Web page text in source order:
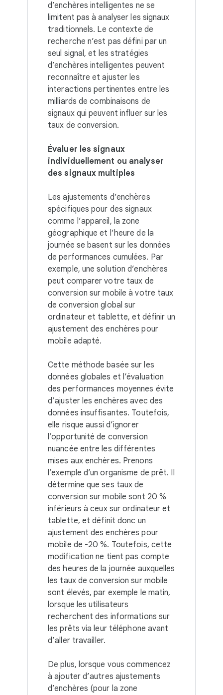
d’enchères intelligentes ne se
limitent pas à analyser les signaux
traditionnels. Le contexte de
recherche n’est pas défini par un
seul signal, et les stratégies
d’enchères intelligentes peuvent
reconnaître et ajuster les
interactions pertinentes entre les
milliards de combinaisons de
signaux qui peuvent influer sur les
taux de conversion.
Évaluer les signaux
individuellement ou analyser
des signaux multiples
Les ajustements d’enchères
spécifiques pour des signaux
comme l’appareil, la zone
géographique et l’heure de la
journée se basent sur les données
de performances cumulées. Par
exemple, une solution d’enchères
peut comparer votre taux de
conversion sur mobile à votre taux
de conversion global sur
ordinateur et tablette, et définir un
ajustement des enchères pour
mobile adapté.
Cette méthode basée sur les
données globales et l’évaluation
des performances moyennes évite
d’ajuster les enchères avec des
données insuffisantes. Toutefois,
elle risque aussi d’ignorer
l’opportunité de conversion
nuancée entre les différentes
mises aux enchères. Prenons
l’exemple d’un organisme de prêt. Il
détermine que ses taux de
conversion sur mobile sont 20 %
inférieurs à ceux sur ordinateur et
tablette, et définit donc un
ajustement des enchères pour
mobile de -20 %. Toutefois, cette
modification ne tient pas compte
des heures de la journée auxquelles
les taux de conversion sur mobile
sont élevés, par exemple le matin,
lorsque les utilisateurs
recherchent des informations sur
les prêts via leur téléphone avant
d’aller travailler.
De plus, lorsque vous commencez
à ajouter d’autres ajustements
d’enchères (pour la zone